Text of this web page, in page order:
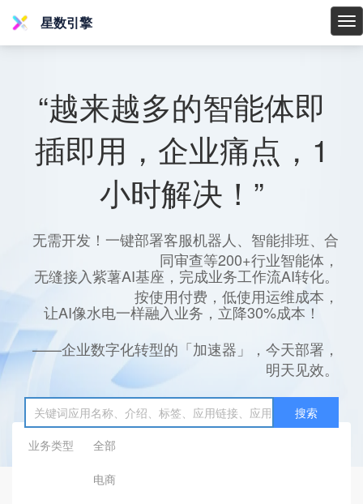
星
星数引擎
“越来越多的智能体即
插即用，企业痛点，1
小时解决！”
无需开发！一键部署客服机器人、智能排班、合
同审查等200+行业智能体，
无缝接入紫薯AI基座，完成业务工作流AI转化。
按使用付费，低使用运维成本，
让AI像水电一样融入业务，立降30%成本！
——企业数字化转型的「加速器」，今天部署，
明天见效。
搜索
业务类型
全部
电商